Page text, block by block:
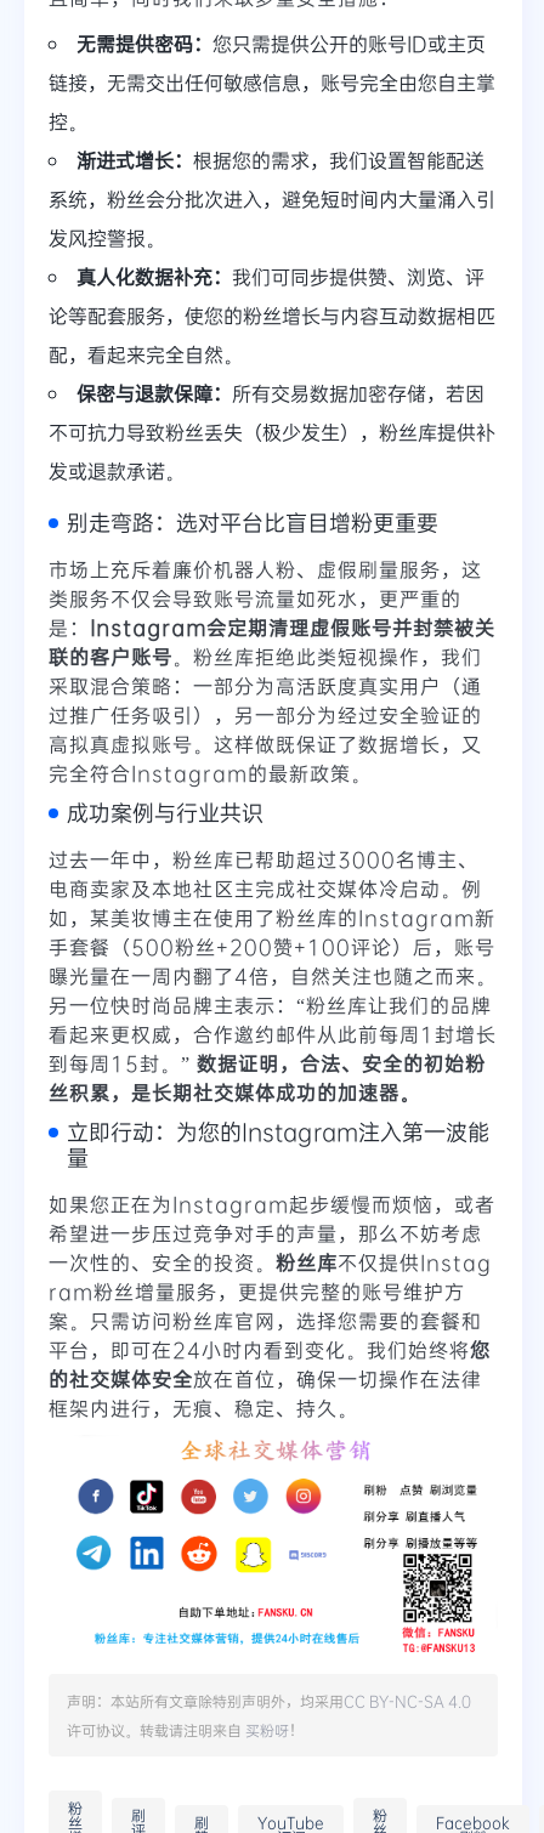
无需提供密码： 您只需提供公开的账号ID或主页
链接，无需交出任何敏感信息，账号完全由您自主掌
控。
渐进式增长： 根据您的需求，我们设置智能配送
系统，粉丝会分批次进入，避免短时间内大量涌入引
发风控警报。
真人化数据补充： 我们可同步提供赞、浏览、评
论等配套服务，使您的粉丝增长与内容互动数据相匹
配，看起来完全自然。
保密与退款保障： 所有交易数据加密存储，若因
不可抗力导致粉丝丢失（极少发生），粉丝库提供补
发或退款承诺。
别走弯路：选对平台比盲目增粉更重要
市场上充斥着廉价机器人粉、虚假刷量服务，这
类服务不仅会导致账号流量如死水，更严重的
是： Instagram会定期清理虚假账号并封禁被关
联的客户账号。粉丝库拒绝此类短视操作，我们
采取混合策略：一部分为高活跃度真实用户（通
过推广任务吸引），另一部分为经过安全验证的
高拟真虚拟账号。这样做既保证了数据增长，又
完全符合Instagram的最新政策。
成功案例与行业共识
过去一年中，粉丝库已帮助超过3000名博主、
电商卖家及本地社区主完成社交媒体冷启动。例
如，某美妆博主在使用了粉丝库的Instagram新
手套餐（500粉丝+200赞+100评论）后，账号
曝光量在一周内翻了4倍，自然关注也随之而来。
另一位快时尚品牌主表示：“粉丝库让我们的品牌
看起来更权威，合作邀约邮件从此前每周1封增长
到每周15封。” 数据证明，合法、安全的初始粉
丝积累，是长期社交媒体成功的加速器。
立即行动：为您的Instagram注入第一波能
量
如果您正在为Instagram起步缓慢而烦恼，或者
希望进一步压过竞争对手的声量，那么不妨考虑
一次性的、安全的投资。 粉丝库不仅提供Instag
ram粉丝增量服务，更提供完整的账号维护方
案。只需访问粉丝库官网，选择您需要的套餐和
平台，即可在24小时内看到变化。我们始终将您
的社交媒体安全放在首位，确保一切操作在法律
框架内进行，无痕、稳定、持久。
声明：本站所有文章除特别声明外，均采用CC BY-NC-SA 4.0
许可协议。转载请注明来自 买粉呀！
粉
丝 刷 刷 YouTube 粉 Facebook